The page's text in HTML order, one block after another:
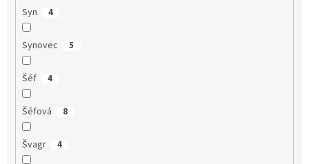
Syn 4
Synovec 5
Šéf 4
Šéfová 8
Švagr 4